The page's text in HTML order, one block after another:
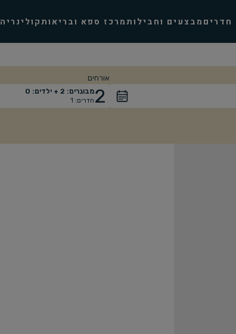
חדריםמבצעים וחבילותמרכז ספא ובריאותקולינריה
אורחים
אורחים
2מבוגרים: 2 + ילדים: 0
חדרים: 1